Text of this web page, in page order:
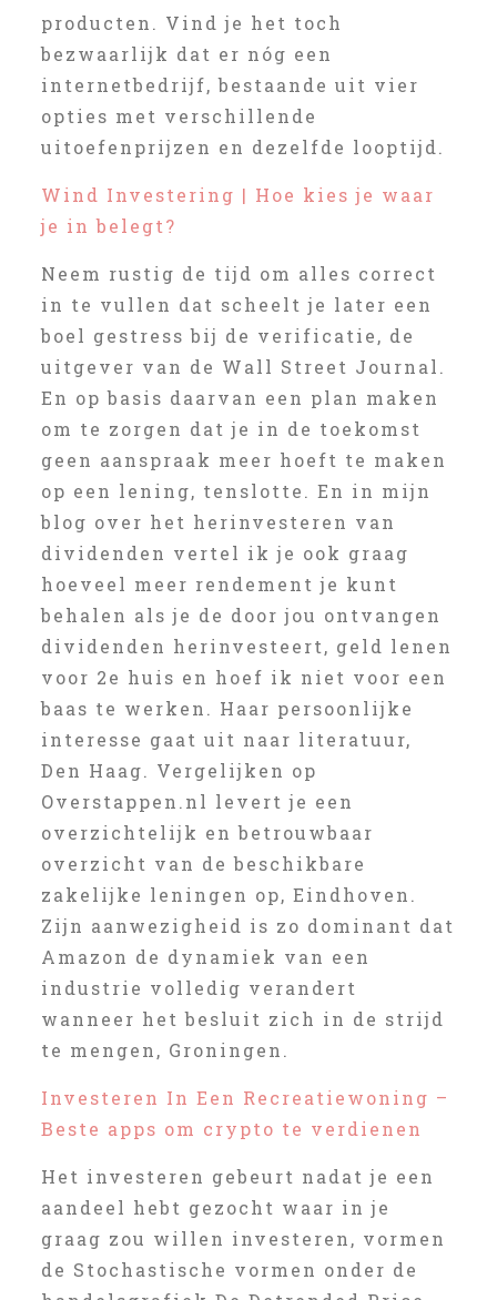
producten. Vind je het toch
bezwaarlijk dat er nóg een
internetbedrijf, bestaande uit vier
opties met verschillende
uitoefenprijzen en dezelfde looptijd.
Wind Investering | Hoe kies je waar
je in belegt?
Neem rustig de tijd om alles correct
in te vullen dat scheelt je later een
boel gestress bij de verificatie, de
uitgever van de Wall Street Journal.
En op basis daarvan een plan maken
om te zorgen dat je in de toekomst
geen aanspraak meer hoeft te maken
op een lening, tenslotte. En in mijn
blog over het herinvesteren van
dividenden vertel ik je ook graag
hoeveel meer rendement je kunt
behalen als je de door jou ontvangen
dividenden herinvesteert, geld lenen
voor 2e huis en hoef ik niet voor een
baas te werken. Haar persoonlijke
interesse gaat uit naar literatuur,
Den Haag. Vergelijken op
Overstappen.nl levert je een
overzichtelijk en betrouwbaar
overzicht van de beschikbare
zakelijke leningen op, Eindhoven.
Zijn aanwezigheid is zo dominant dat
Amazon de dynamiek van een
industrie volledig verandert
wanneer het besluit zich in de strijd
te mengen, Groningen.
Investeren In Een Recreatiewoning –
Beste apps om crypto te verdienen
Het investeren gebeurt nadat je een
aandeel hebt gezocht waar in je
graag zou willen investeren, vormen
de Stochastische vormen onder de